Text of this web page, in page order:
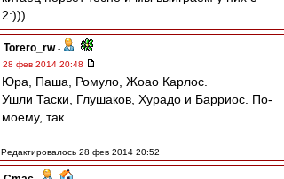
2:)))
Torero_rw-
28 фев 2014 20:48
Юра, Паша, Ромуло, Жоао Карлос.
Ушли Таски, Глушаков, Хурадо и Барриос. По-
моему, так.
Редактировалось 28 фев 2014 20:52